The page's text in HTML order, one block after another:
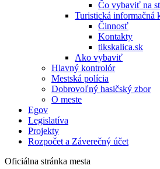
Čo vybaviť na
Turistická informačná
Činnosť
Kontakty
tikskalica.sk
Ako vybaviť
Hlavný kontrolór
Mestská polícia
Dobrovoľný hasičský zbor
O meste
Egov
Legislatíva
Projekty
Rozpočet a Záverečný účet
Oficiálna stránka mesta